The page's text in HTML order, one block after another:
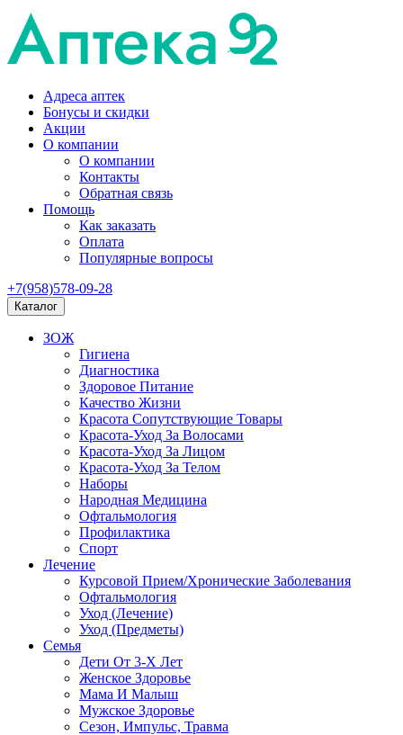
Адреса аптек
Бонусы и скидки
Акции
О компании
О компании
Контакты
Обратная связь
Помощь
Как заказать
Оплата
Популярные вопросы
+7(958)578-09-28
Каталог
ЗОЖ
Гигиена
Диагностика
Здоровое Питание
Качество Жизни
Красота Сопутствующие Товары
Красота-Уход За Волосами
Красота-Уход За Лицом
Красота-Уход За Телом
Наборы
Народная Медицина
Офтальмология
Профилактика
Спорт
Лечение
Курсовой Прием/Хронические Заболевания
Офтальмология
Уход (Лечение)
Уход (Предметы)
Семья
Дети От 3-Х Лет
Женское Здоровье
Мама И Малыш
Мужское Здоровье
Сезон, Импульс, Травма